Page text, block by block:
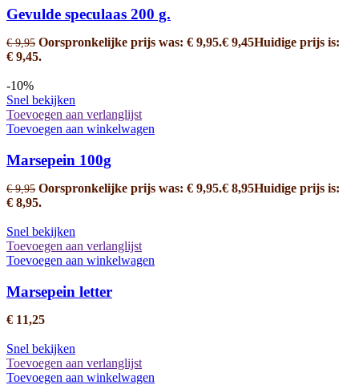
Gevulde speculaas 200 g.
€9,95 Oorspronkelijke prijs was: € 9,95.€ 9,45Huidige prijs is:
€ 9,45.
-10%
Snel bekijken
Toevoegen aan verlanglijst
Toevoegen aan winkelwagen
Marsepein 100g
€9,95 Oorspronkelijke prijs was: € 9,95.€ 8,95Huidige prijs is:
€ 8,95.
Snel bekijken
Toevoegen aan verlanglijst
Toevoegen aan winkelwagen
Marsepein letter
€ 11,25
Snel bekijken
Toevoegen aan verlanglijst
Toevoegen aan winkelwagen